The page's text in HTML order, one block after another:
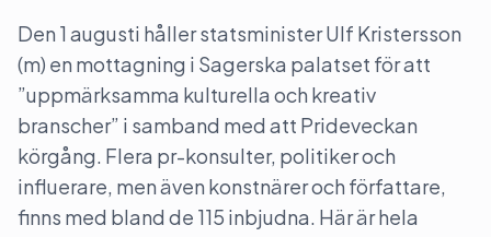
Den 1 augusti håller statsminister Ulf Kristersson
(m) en mottagning i Sagerska palatset för att
”uppmärksamma kulturella och kreativ
branscher” i samband med att Prideveckan
körgång. Flera pr-konsulter, politiker och
influerare, men även konstnärer och författare,
finns med bland de 115 inbjudna. Här är hela